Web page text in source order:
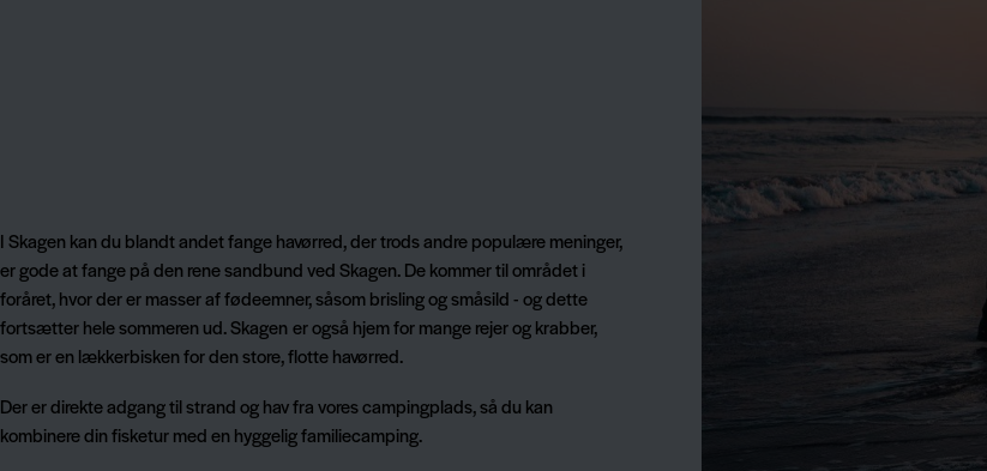
I Skagen kan du blandt andet fange havørred, der trods andre populære meninger,
er gode at fange på den rene sandbund ved Skagen. De kommer til området i
foråret, hvor der er masser af fødeemner, såsom brisling og småsild - og dette
fortsætter hele sommeren ud. Skagen er også hjem for mange rejer og krabber,
som er en lækkerbisken for den store, flotte havørred.
Der er direkte adgang til strand og hav fra vores campingplads, så du kan
kombinere din fisketur med en hyggelig familiecamping.